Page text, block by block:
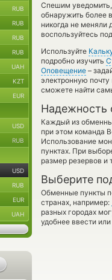
Спешим
обнаружить более
никогда не меняли
воспользуйтесь
Используйте
подробно изучить
Оповещение –
электронную
сможете найти
Надежность
Каждый из
при этом команда
Использование
пунктах. При
размер резервов и
Выберите
Обменные пункты
странах, например:
разных городах
удобнее ввести
RUB
RUB
RUB
RUB
UAH
KZT
EUR
USD
RUB
USD
RUB
EUR
UAH